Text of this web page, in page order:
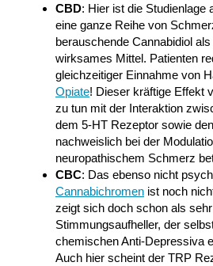
CBD: Hier ist die Studienlage
eine ganze Reihe von
berauschende Cannabidiol
wirksames Mittel. Patienten
gleichzeitiger Einnahme von
Opiate! Dieser kräftige Effekt
zu tun mit der Interaktion
dem 5-HT Rezeptor sowie
nachweislich bei der
neuropathischem Schmerz
CBC: Das ebenso nicht
Cannabichromen ist noch
zeigt sich doch schon als
Stimmungsaufheller, der
chemischen Anti-Depressiva
Auch hier scheint der TRP